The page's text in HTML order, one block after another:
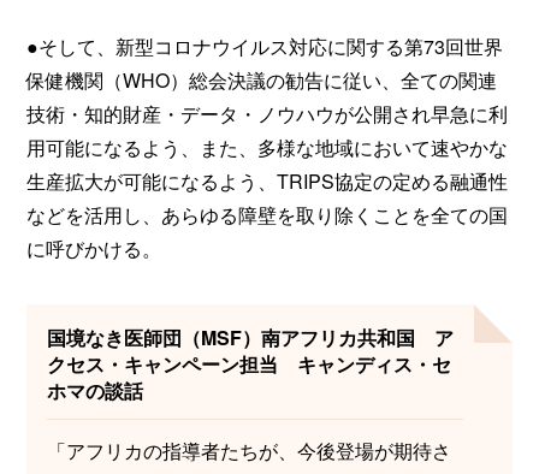
●そして、新型コロナウイルス対応に関する第73回世界
保健機関（WHO）総会決議の勧告に従い、全ての関連
技術・知的財産・データ・ノウハウが公開され早急に利
用可能になるよう、また、多様な地域において速やかな
生産拡大が可能になるよう、TRIPS協定の定める融通性
などを活用し、あらゆる障壁を取り除くことを全ての国
に呼びかける。
国境なき医師団（MSF）南アフリカ共和国 ア
クセス・キャンペーン担当 キャンディス・セ
ホマの談話
「アフリカの指導者たちが、今後登場が期待さ